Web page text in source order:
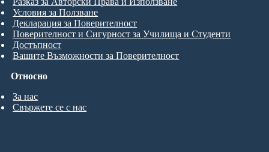
Относно
За нас
Свържете се с нас
Условия за Ползване
Декларация за Поверителност
Поверителност и Сигурност за Училища и Студенти
Достъпност
Вашите Възможности за Поверителност